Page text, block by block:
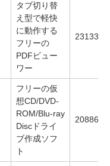
タブ切り替
え型で軽快
に動作する
フリーの
PDFビュー
ワー
23133
フリーの仮
想CD/DVD-
ROM/Blu-ray
Discドライ
ブ作成ソフ
ト
20886